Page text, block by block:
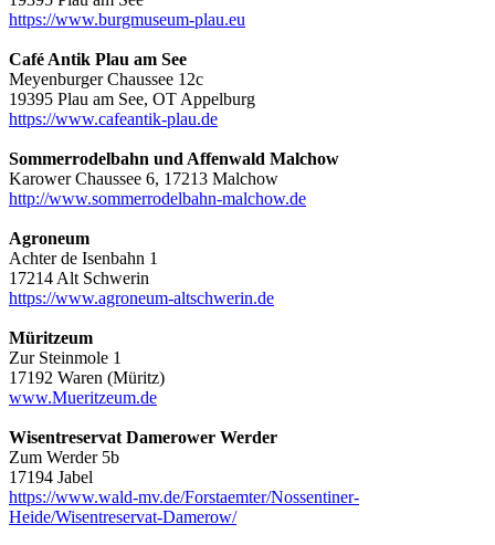
https://www.burgmuseum-plau.eu
Café Antik Plau am See
Meyenburger Chaussee 12c
19395 Plau am See, OT Appelburg
https://www.cafeantik-plau.de
Sommerrodelbahn und Affenwald Malchow
Karower Chaussee 6, 17213 Malchow
http://www.sommerrodelbahn-malchow.de
Agroneum
Achter de Isenbahn 1
17214 Alt Schwerin
https://www.agroneum-altschwerin.de
Müritzeum
Zur Steinmole 1
17192 Waren (Müritz)
www.Mueritzeum.de
Wisentreservat Damerower Werder
Zum Werder 5b
17194 Jabel
https://www.wald-mv.de/Forstaemter/Nossentiner-
Heide/Wisentreservat-Damerow/